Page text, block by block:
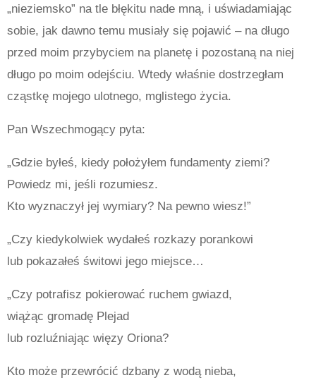
„nieziemsko” na tle błękitu nade mną, i uświadamiając
sobie, jak dawno temu musiały się pojawić – na długo
przed moim przybyciem na planetę i pozostaną na niej
długo po moim odejściu. Wtedy właśnie dostrzegłam
cząstkę mojego ulotnego, mglistego życia.
Pan Wszechmogący pyta:
„Gdzie byłeś, kiedy położyłem fundamenty ziemi?
Powiedz mi, jeśli rozumiesz.
Kto wyznaczył jej wymiary? Na pewno wiesz!”
„Czy kiedykolwiek wydałeś rozkazy porankowi
lub pokazałeś świtowi jego miejsce…
„Czy potrafisz pokierować ruchem gwiazd,
wiążąc gromadę Plejad
lub rozluźniając więzy Oriona?
Kto może przewrócić dzbany z wodą nieba,